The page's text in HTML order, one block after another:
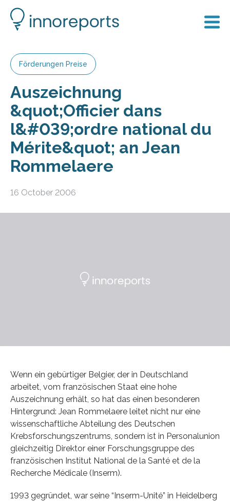
Förderungen Preise
Auszeichnung
&quot;Officier dans
l&#039;ordre national du
Mérite&quot; an Jean
Rommelaere
16 October 2006
Wenn ein gebürtiger Belgier, der in Deutschland
arbeitet, vom französischen Staat eine hohe
Auszeichnung erhält, so hat das einen besonderen
Hintergrund: Jean Rommelaere leitet nicht nur eine
wissenschaftliche Abteilung des Deutschen
Krebsforschungszentrums, sondern ist in Personalunion
gleichzeitig Direktor einer Forschungsgruppe des
französischen Institut National de la Santé et de la
Recherche Médicale (Inserm).
1993 gegründet, war seine “Inserm-Unité” in Heidelberg